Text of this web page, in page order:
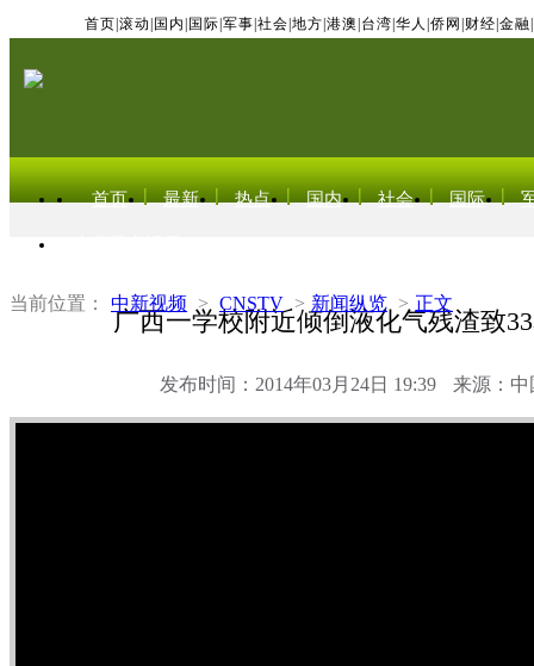
首页 滚动 国内 国际 军事 社会 地方 港澳 台湾 华人 侨网 财经 金融
首页 最新 热点 国内 社会 国际
当前位置： 中新视频 > CNSTV > 新闻纵览 > 正文
广西一学校附近倾倒液化气残渣致
发布时间：2014年03月24日 19:39 来源：中